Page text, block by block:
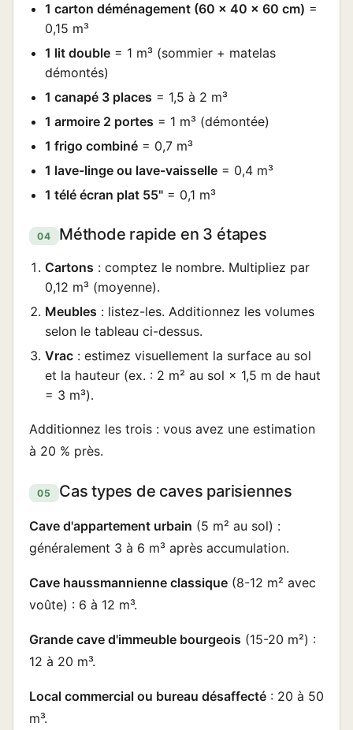
1 carton déménagement (60 × 40 × 60 cm) =
0,15 m³
1 lit double = 1 m³ (sommier + matelas
démontés)
1 canapé 3 places = 1,5 à 2 m³
1 armoire 2 portes = 1 m³ (démontée)
1 frigo combiné = 0,7 m³
1 lave-linge ou lave-vaisselle = 0,4 m³
1 télé écran plat 55" = 0,1 m³
04 Méthode rapide en 3 étapes
Cartons : comptez le nombre. Multipliez par
0,12 m³ (moyenne).
Meubles : listez-les. Additionnez les volumes
selon le tableau ci-dessus.
Vrac : estimez visuellement la surface au sol
et la hauteur (ex. : 2 m² au sol × 1,5 m de haut
= 3 m³).
Additionnez les trois : vous avez une estimation
à 20 % près.
05 Cas types de caves parisiennes
Cave d'appartement urbain (5 m² au sol) :
généralement 3 à 6 m³ après accumulation.
Cave haussmannienne classique (8-12 m² avec
voûte) : 6 à 12 m³.
Grande cave d'immeuble bourgeois (15-20 m²) :
12 à 20 m³.
Local commercial ou bureau désaffecté : 20 à 50
m³.